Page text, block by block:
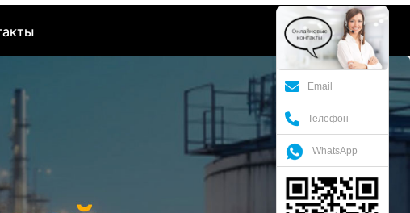
Email
Телефон
WhatsApp